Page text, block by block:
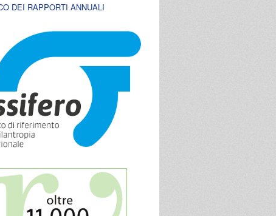
DEI RAPPORTI ANNUALI